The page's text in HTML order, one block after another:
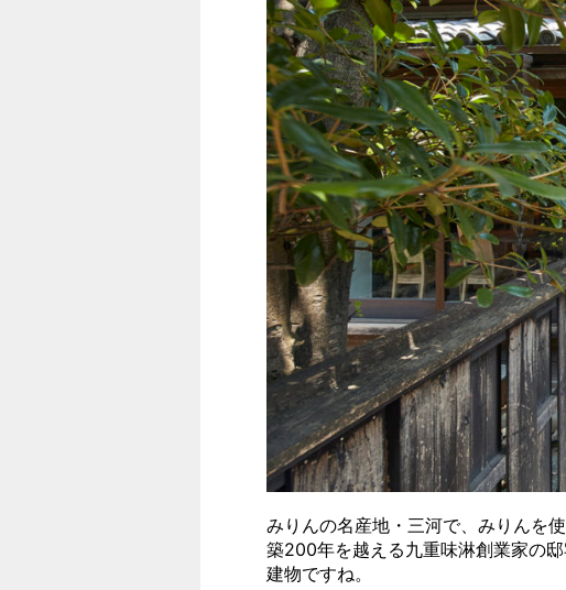
みりんの名産地・三河で、みりんを
築200年を越える九重味淋創業家の
建物ですね。